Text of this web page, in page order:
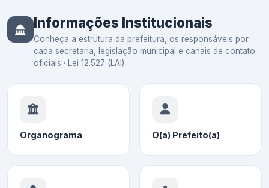
Informações Institucionais
Conheça a estrutura da prefeitura, os responsáveis por
cada secretaria, legislação municipal e canais de contato
oficiais · Lei 12.527 (LAI)
Organograma O(a) Prefeito(a)